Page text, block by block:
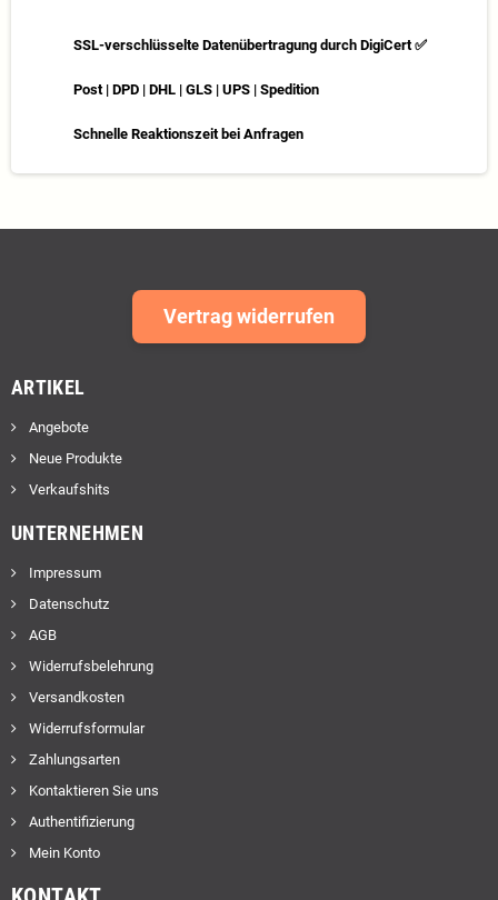
SSL-verschlüsselte Datenübertragung durch DigiCert ✅
Post | DPD | DHL | GLS | UPS | Spedition
Schnelle Reaktionszeit bei Anfragen
Vertrag widerrufen
ARTIKEL
Angebote
Neue Produkte
Verkaufshits
UNTERNEHMEN
Impressum
Datenschutz
AGB
Widerrufsbelehrung
Versandkosten
Widerrufsformular
Zahlungsarten
Kontaktieren Sie uns
Authentifizierung
Mein Konto